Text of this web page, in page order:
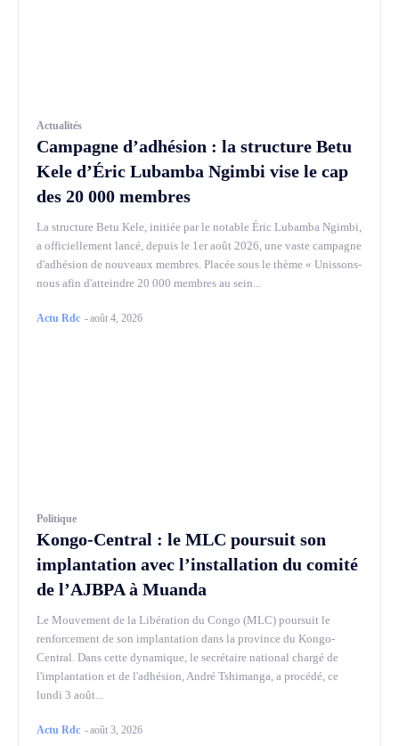
Actualités
Campagne d’adhésion : la structure Betu
Kele d’Éric Lubamba Ngimbi vise le cap
des 20 000 membres
La structure Betu Kele, initiée par le notable Éric Lubamba Ngimbi,
a officiellement lancé, depuis le 1er août 2026, une vaste campagne
d'adhésion de nouveaux membres. Placée sous le thème « Unissons-
nous afin d'atteindre 20 000 membres au sein...
Actu Rdc -août 4, 2026
Politique
Kongo-Central : le MLC poursuit son
implantation avec l’installation du comité
de l’AJBPA à Muanda
Le Mouvement de la Libération du Congo (MLC) poursuit le
renforcement de son implantation dans la province du Kongo-
Central. Dans cette dynamique, le secrétaire national chargé de
l'implantation et de l'adhésion, André Tshimanga, a procédé, ce
lundi 3 août...
Actu Rdc -août 3, 2026